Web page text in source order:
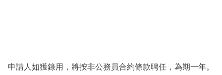
申請人如獲錄用，將按非公務員合約條款聘任，為期一年。